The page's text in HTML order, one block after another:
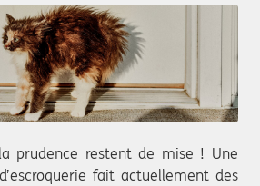
prudence restent de mise ! Une
fait actuellement des